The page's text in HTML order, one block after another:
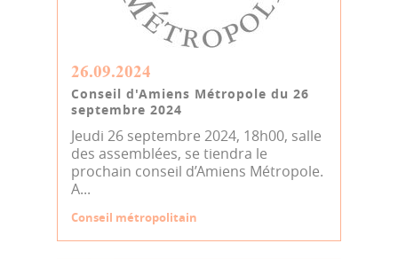
26.09.2024
Conseil d'Amiens Métropole du 26
septembre 2024
Jeudi 26 septembre 2024, 18h00, salle
des assemblées, se tiendra le
prochain conseil d’Amiens Métropole.
A...
Conseil métropolitain